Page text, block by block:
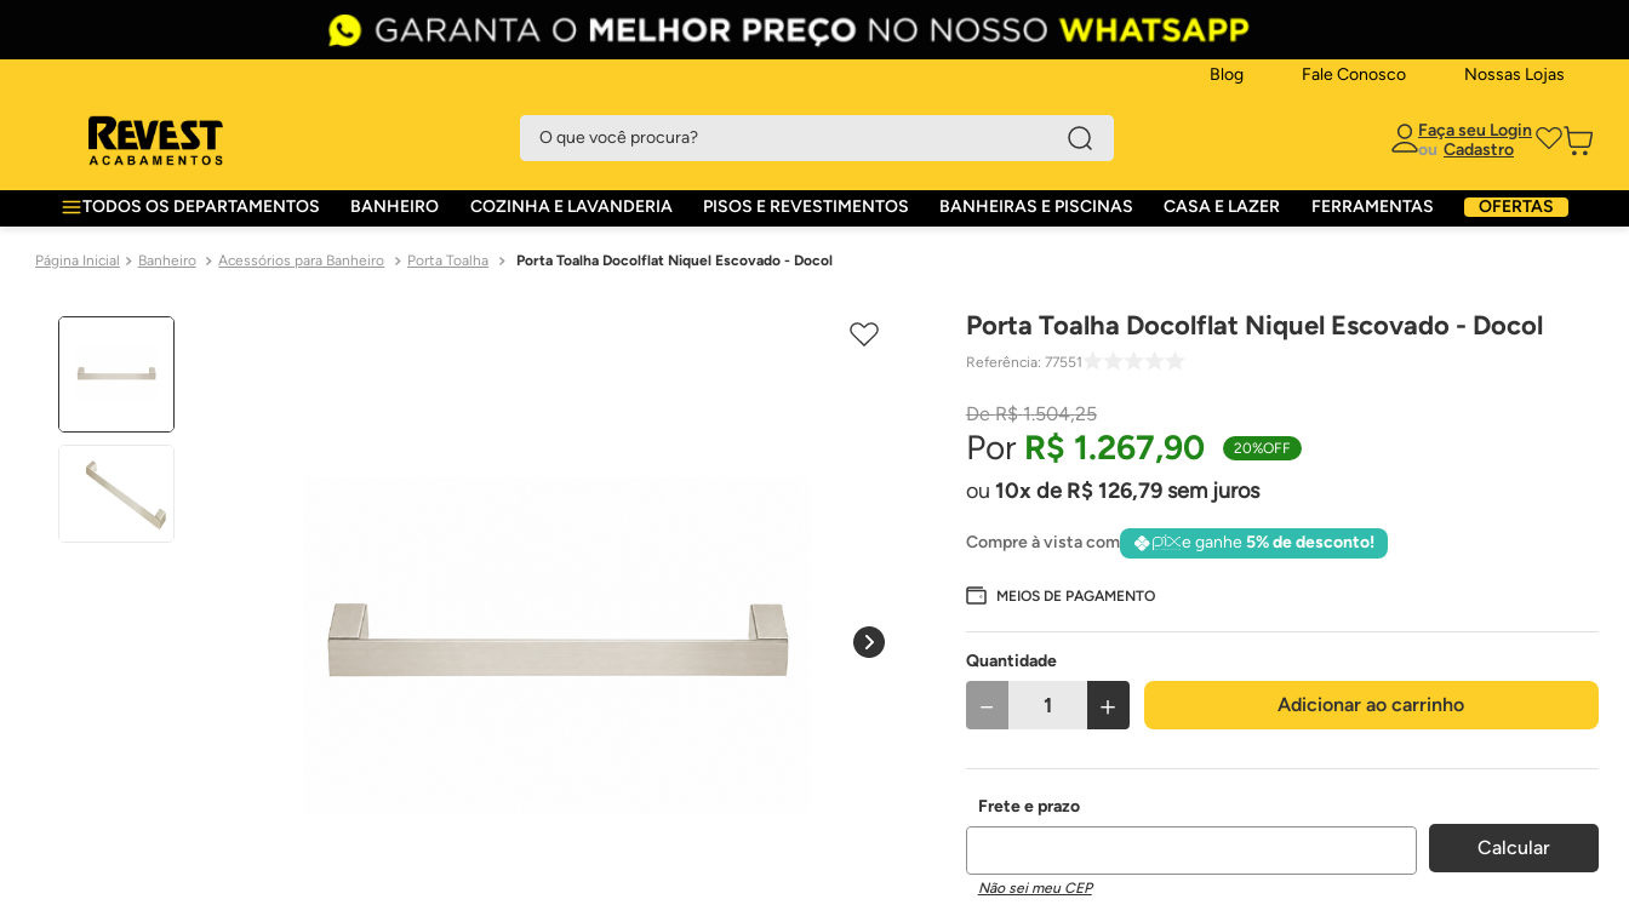
Blog Fale Conosco Nossas Lojas
O que você procura?
ou
TODOS OS DEPARTAMENTOS BANHEIRO COZINHA E LAVANDERIA PISOS E REVESTIMENTOS BANHEIRAS E PISCINAS CASA E LAZER FERRAMENTAS OFERTAS
Banheiro Acessórios para Banheiro Porta Toalha Porta Toalha Docolflat Niquel Escovado - Docol
Porta Toalha Docolflat Niquel Escovado - Docol
Referência: 77551
R$ 1.504,25
R$ 1.267,90 20%OFF
10 de R$126,79sem juros
Compre à vista com e ganhe5% de desconto!
MEIOS DE PAGAMENTO
Quantidade
＋
－ Adicionar ao carrinho
Não sei meu CEP